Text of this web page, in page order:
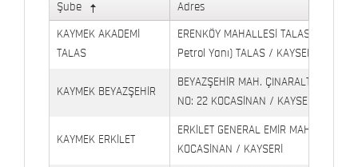
Şube Adres
KAYMEK AKADEMİ
TALAS
ERENKÖY MAHALLESİ TALAS
Petrol Yanı) TALAS / KAYSERİ
KAYMEK BEYAZŞEHİR
BEYAZŞEHİR MAH. ÇINARALTI
NO: 22 KOCASİNAN / KAYSERİ
KAYMEK ERKİLET
ERKİLET GENERAL EMİR MAH.
KOCASİNAN / KAYSERİ